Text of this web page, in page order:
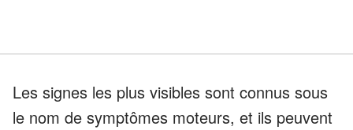
Les signes les plus visibles sont connus sous
le nom de symptômes moteurs, et ils peuvent